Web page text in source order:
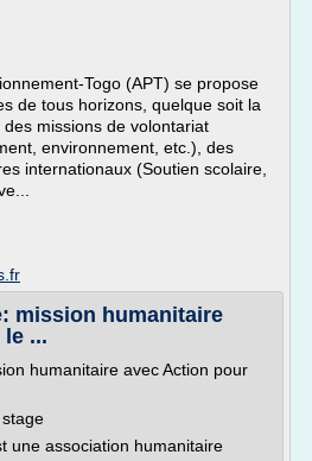
Togo (APT) se propose
de tous horizons, quelque soit la
missions de volontariat
environnement, etc.), des
internationaux (Soutien scolaire,
mission humanitaire
...
humanitaire avec Action pour
une association humanitaire